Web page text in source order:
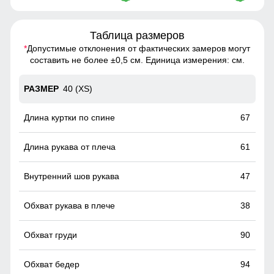
Таблица размеров
*Допустимые отклонения от фактических замеров могут
составить не более ±0,5 см. Единица измерения: см.
40 (XS)
67
61
47
38
90
94